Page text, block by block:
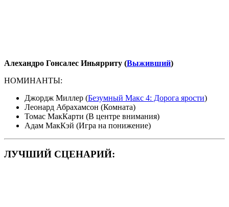
Алехандро Гонсалес Иньярриту (Выживший)
НОМИНАНТЫ:
Джордж Миллер (Безумный Макс 4: Дорога ярости)
Леонард Абрахамсон (Комната)
Томас МакКарти (В центре внимания)
Адам МакКэй (Игра на понижение)
ЛУЧШИЙ СЦЕНАРИЙ: